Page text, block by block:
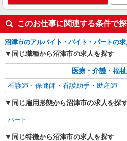
このお仕事に関連する条件で
沼津市のアルバイト・バイト・パートの
同じ職種から沼津市の求人を探す
医療・介護・福
看護師・保健師・看護助手・助産師
同じ雇用形態から沼津市の求人を探
パート
同じ特徴から沼津市の求人を探す